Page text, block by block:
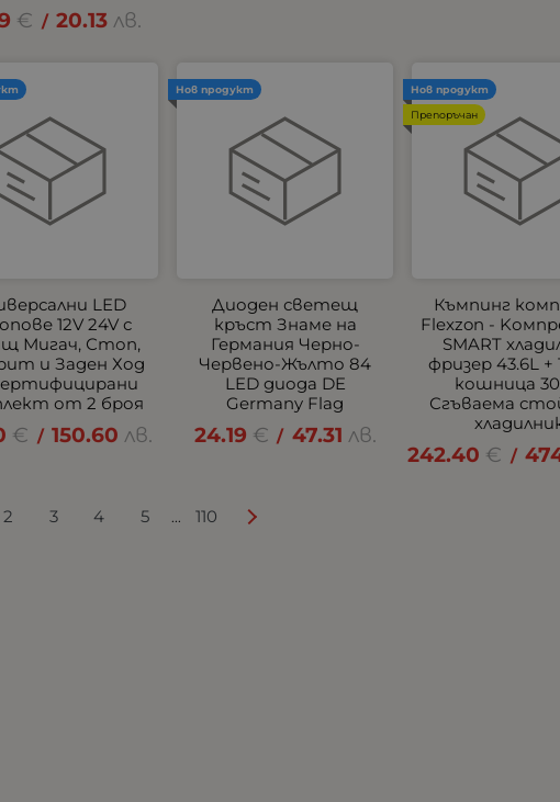
€ / 20.13 лв.
LED
12V 24V с
Мигач, Стоп,
и Заден Ход
от 2 броя
€ / 150.60 лв.
Диоден светещ
кръст Знаме на
Германия Черно-
Червено-Жълто 84
LED диода DE
Germany Flag
24.19 € / 47.31 лв.
Нов продукт
Къмпинг
Flexzon -
SMART
фризер 43.6L +
кошница
Сгъваема
242.40 € /
Нов продукт
Препоръчан
2 3 4 5 ... 110